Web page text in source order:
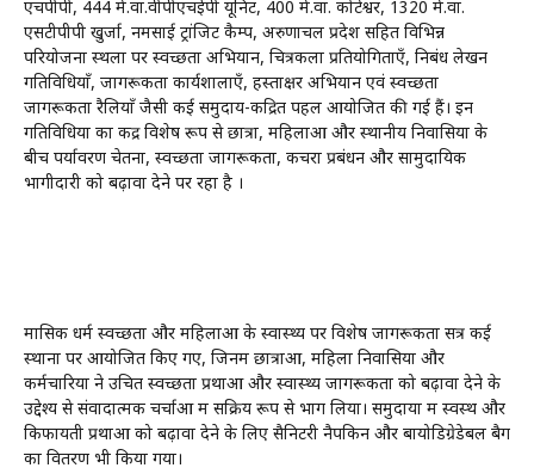
एचपीपी, 444 मे.वा.वीपीएचईपी यूनिट, 400 मे.वा. कोटेश्वर, 1320 मे.वा.
एसटीपीपी खुर्जा, नमसाई ट्रांजिट कैम्प, अरुणाचल प्रदेश सहित विभिन्न
परियोजना स्थलों पर स्वच्छता अभियान, चित्रकला प्रतियोगिताएँ, निबंध लेखन
गतिविधियाँ, जागरूकता कार्यशालाएँ, हस्ताक्षर अभियान एवं स्वच्छता
जागरूकता रैलियाँ जैसी कई समुदाय-केंद्रित पहलें आयोजित की गई हैं। इन
गतिविधियों का केंद्र विशेष रूप से छात्रों, महिलाओं और स्थानीय निवासियों के
बीच पर्यावरण चेतना, स्वच्छता जागरूकता, कचरा प्रबंधन और सामुदायिक
भागीदारी को बढ़ावा देने पर रहा है ।
मासिक धर्म स्वच्छता और महिलाओं के स्वास्थ्य पर विशेष जागरूकता सत्र कई
स्थानों पर आयोजित किए गए, जिनमें छात्राओं, महिला निवासियों और
कर्मचारियों ने उचित स्वच्छता प्रथाओं और स्वास्थ्य जागरूकता को बढ़ावा देने के
उद्देश्य से संवादात्मक चर्चाओं में सक्रिय रूप से भाग लिया। समुदायों में स्वस्थ और
किफायती प्रथाओं को बढ़ावा देने के लिए सैनिटरी नैपकिन और बायोडिग्रेडेबल बैग
का वितरण भी किया गया।